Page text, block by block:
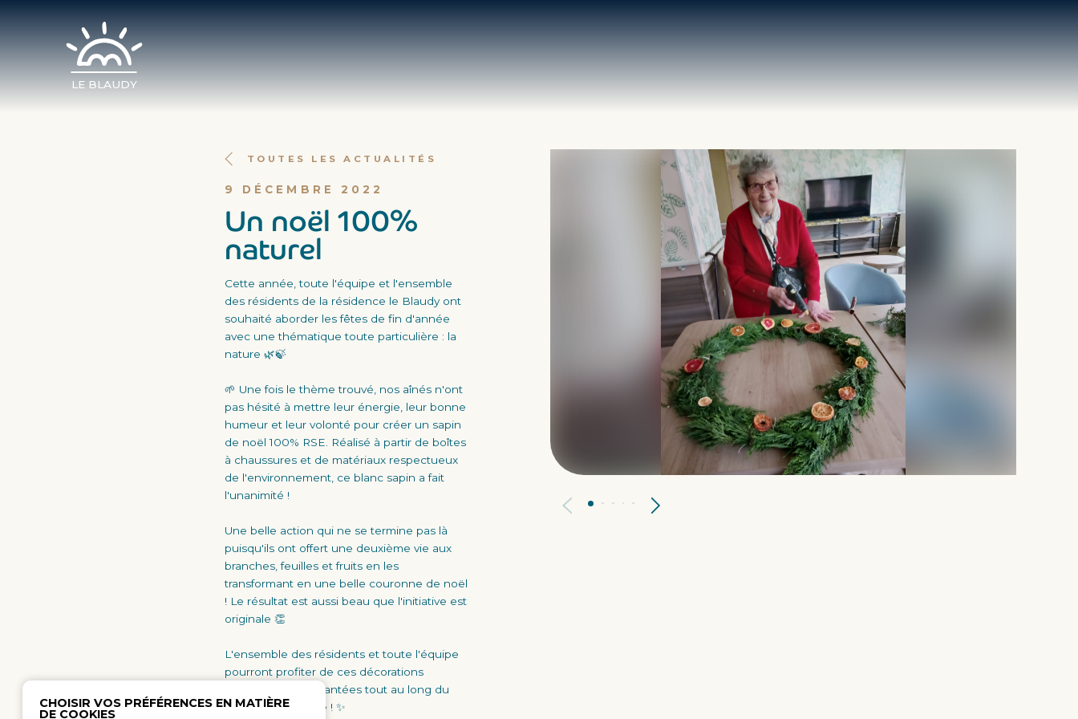
CHOISIR VOS PRÉFÉRENCES EN MATIÈRE
DE COOKIES
LE BLAUDY
TOUTES LES ACTUALITÉS
9 DÉCEMBRE 2022
Un noël 100%
naturel
Cette année, toute l'équipe et l'ensemble
des résidents de la résidence le Blaudy ont
souhaité aborder les fêtes de fin d'année
avec une thématique toute particulière : la
nature 🌿🍃
🌱 Une fois le thème trouvé, nos aînés n'ont
pas hésité à mettre leur énergie, leur bonne
humeur et leur volonté pour créer un sapin
de noël 100% RSE. Réalisé à partir de boîtes
à chaussures et de matériaux respectueux
de l'environnement, ce blanc sapin a fait
l'unanimité !
Une belle action qui ne se termine pas là
puisqu'ils ont offert une deuxième vie aux
branches, feuilles et fruits en les
transformant en une belle couronne de noël
! Le résultat est aussi beau que l'initiative est
originale 👏
L'ensemble des résidents et toute l'équipe
pourront profiter de ces décorations
naturelles et enchantées tout au long du
mois de novembre ! ✨